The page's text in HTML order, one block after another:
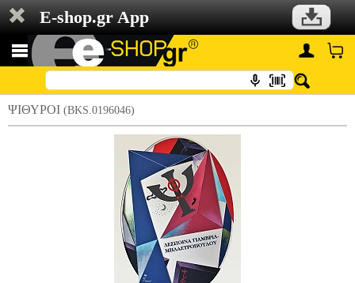
E-shop.gr App
ΨΙΘΥΡΟΙ (BKS.0196046)